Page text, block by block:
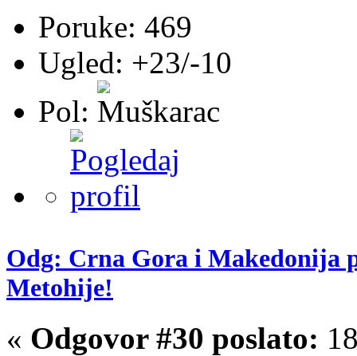
Poruke: 469
Ugled: +23/-10
Pol:
Odg: Crna Gora i Makedonija
Metohije!
« Odgovor #30 poslato: